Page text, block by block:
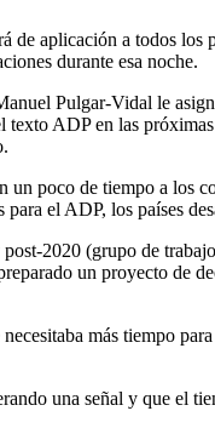
aplicación a todos
durante esa noche.
Pulgar-Vidal le
ADP en las próximas
poco de tiempo a los
el ADP, los países
2020 (grupo de
un proyecto de
más tiempo
una señal y que el